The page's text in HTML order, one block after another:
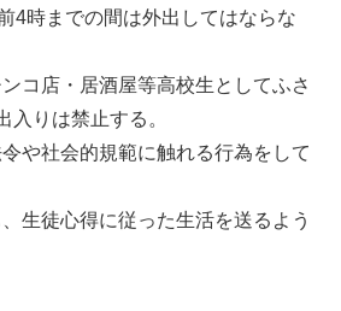
4時までの間は外出してはならな
コ店・居酒屋等高校生としてふさ
入りは禁止する。
や社会的規範に触れる行為をして
生徒心得に従った生活を送るよう